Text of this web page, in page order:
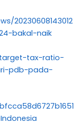
20230608143012
bakal-naik
tax-ratio-
pdb-pada-